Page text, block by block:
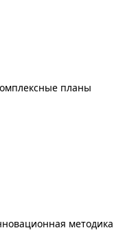
планы
методика